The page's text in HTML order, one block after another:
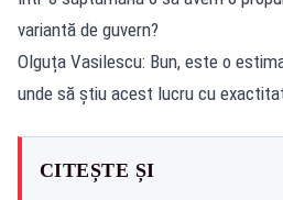
variantă de guvern?
Olguța Vasilescu: Bun, este o
unde să știu acest lucru cu
CITEȘTE ȘI